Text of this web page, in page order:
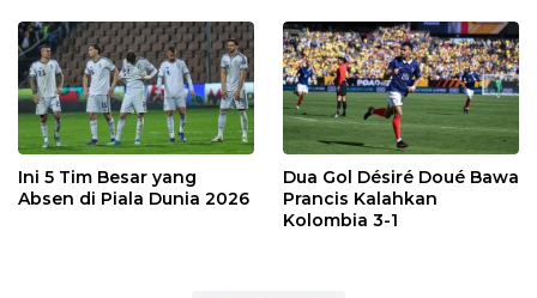
Ini 5 Tim Besar yang
Absen di Piala Dunia 2026
Dua Gol Désiré Doué Bawa
Prancis Kalahkan
Kolombia 3-1